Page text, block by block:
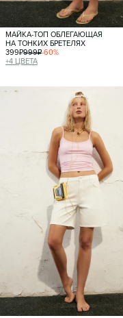
МАЙКА-ТОП ОБЛЕГАЮЩАЯ
НА ТОНКИХ БРЕТЕЛЯХ
399₽999₽-60%
+4 ЦВЕТА